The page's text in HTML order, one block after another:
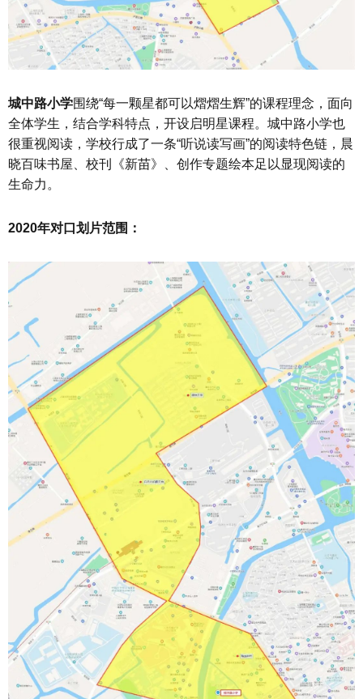
城中路小学围绕“每一颗星都可以熠熠生辉”的课程理念，面向
全体学生，结合学科特点，开设启明星课程。城中路小学也
很重视阅读，学校行成了一条“听说读写画”的阅读特色链，晨
晓百味书屋、校刊《新苗》、创作专题绘本足以显现阅读的
生命力。
2020年对口划片范围：